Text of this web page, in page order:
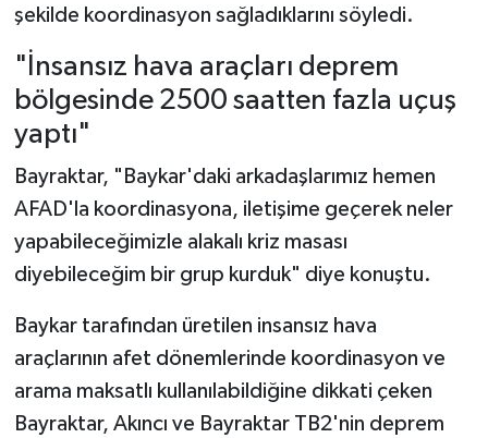
şekilde koordinasyon sağladıklarını söyledi.
"İnsansız hava araçları deprem
bölgesinde 2500 saatten fazla uçuş
yaptı"
Bayraktar, "Baykar'daki arkadaşlarımız hemen
AFAD'la koordinasyona, iletişime geçerek neler
yapabileceğimizle alakalı kriz masası
diyebileceğim bir grup kurduk" diye konuştu.
Baykar tarafından üretilen insansız hava
araçlarının afet dönemlerinde koordinasyon ve
arama maksatlı kullanılabildiğine dikkati çeken
Bayraktar, Akıncı ve Bayraktar TB2'nin deprem